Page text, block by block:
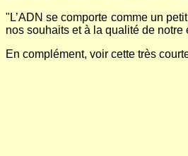
"L’ADN se comporte comme un
nos souhaits et à la qualité de notre
En complément, voir cette très